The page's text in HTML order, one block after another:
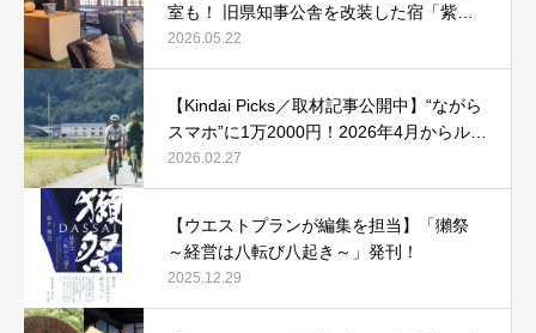
室も！ 旧県知事公舎を改装した宿「紫翠
ラグジュアリーコレクションホテル 奈
良」で贅沢ステイ』
2026.05.22
【Kindai Picks／取材記事公開中】“ながら
スマホ”に1万2000円！2026年4月からルー
ル化される、自転車の「青切符」とは？
2026.02.27
【ウエストプランが編集を担当】「獺祭
～経営は八転び八起き～」発刊！
2025.12.29